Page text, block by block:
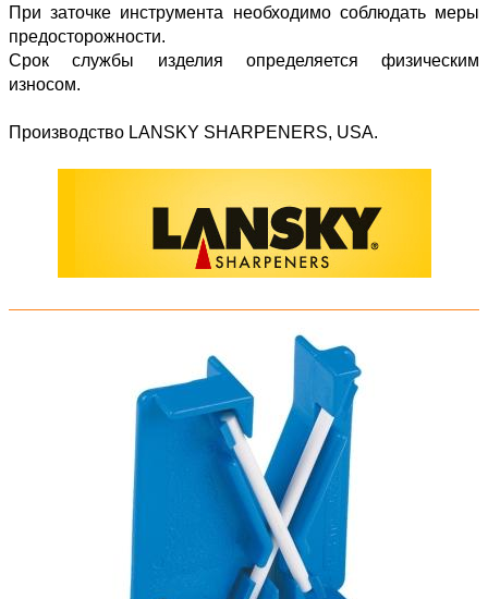
При заточке инструмента необходимо соблюдать меры
предосторожности.
Срок службы изделия определяется физическим
износом.
Производство LANSKY SHARPENERS, USA.